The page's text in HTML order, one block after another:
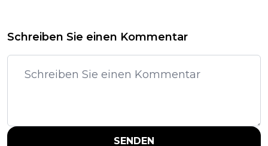
Schreiben Sie einen Kommentar
SENDEN